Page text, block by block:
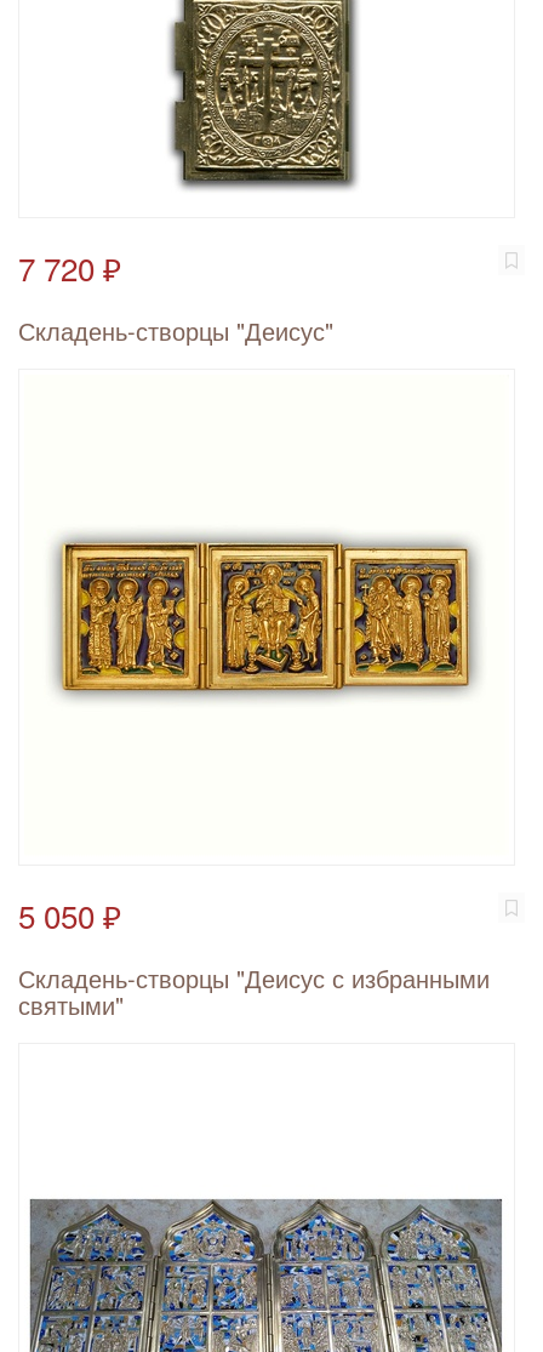
7 720 ₽
Складень-створцы "Деисус"
5 050 ₽
Складень-створцы "Деисус с избранными
святыми"